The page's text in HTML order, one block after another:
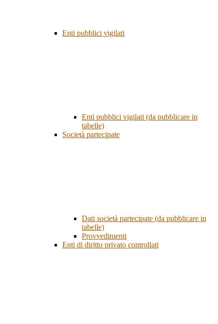
Enti pubblici vigilati
Enti pubblici vigilati (da pubblicare in
tabelle)
Società partecipate
Dati società partecipate (da pubblicare in
tabelle)
Provvedimenti
Enti di diritto privato controllati